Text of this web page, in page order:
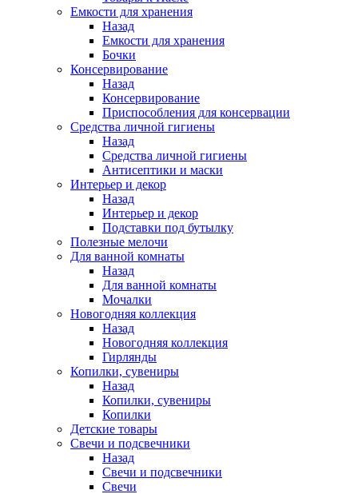
Емкости для хранения
Назад
Емкости для хранения
Бочки
Консервирование
Назад
Консервирование
Приспособления для консервации
Средства личной гигиены
Назад
Средства личной гигиены
Антисептики и маски
Интерьер и декор
Назад
Интерьер и декор
Подставки под бутылку
Полезные мелочи
Для ванной комнаты
Назад
Для ванной комнаты
Мочалки
Новогодняя коллекция
Назад
Новогодняя коллекция
Гирлянды
Копилки, сувениры
Назад
Копилки, сувениры
Копилки
Детские товары
Свечи и подсвечники
Назад
Свечи и подсвечники
Свечи